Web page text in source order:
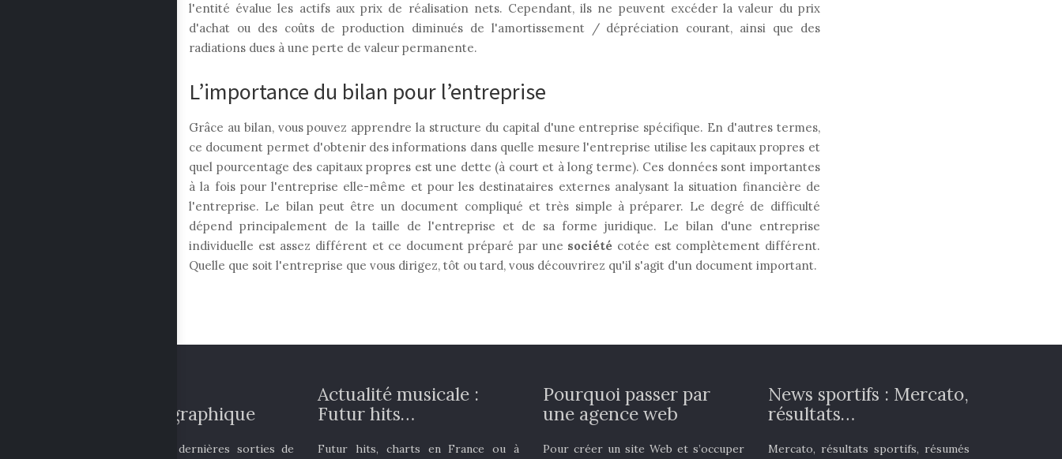
l'entité évalue les actifs aux prix de réalisation nets. Cependant, ils ne peuvent excéder la valeur du prix
d'achat ou des coûts de production diminués de l'amortissement / dépréciation courant, ainsi que des
radiations dues à une perte de valeur permanente.
L’importance du bilan pour l’entreprise
Grâce au bilan, vous pouvez apprendre la structure du capital d'une entreprise spécifique. En d'autres termes,
ce document permet d'obtenir des informations dans quelle mesure l'entreprise utilise les capitaux propres et
quel pourcentage des capitaux propres est une dette (à court et à long terme). Ces données sont importantes
à la fois pour l'entreprise elle-même et pour les destinataires externes analysant la situation financière de
l'entreprise. Le bilan peut être un document compliqué et très simple à préparer. Le degré de difficulté
dépend principalement de la taille de l'entreprise et de sa forme juridique. Le bilan d'une entreprise
individuelle est assez différent et ce document préparé par une société cotée est complètement différent.
Quelle que soit l'entreprise que vous dirigez, tôt ou tard, vous découvrirez qu'il s'agit d'un document important.
cinématographique
Découvrez les dernières sorties de
Actualité musicale :
Futur hits…
Futur hits, charts en France ou à
Pourquoi passer par
une agence web
Pour créer un site Web et s’occuper
News sportifs : Mercato,
résultats…
Mercato, résultats sportifs, résumés